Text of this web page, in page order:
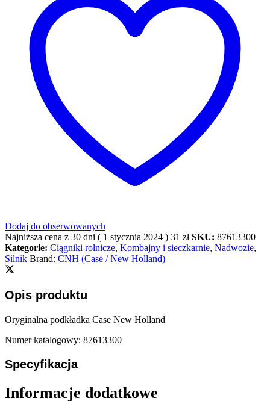
Dodaj do obserwowanych
Najniższa cena z 30 dni ( 1 stycznia 2024 ) 31 zł SKU: 87613300
Kategorie: Ciągniki rolnicze, Kombajny i sieczkarnie, Nadwozie,
Silnik Brand: CNH (Case / New Holland)
Opis produktu
Oryginalna podkładka Case New Holland
Numer katalogowy: 87613300
Specyfikacja
Informacje dodatkowe